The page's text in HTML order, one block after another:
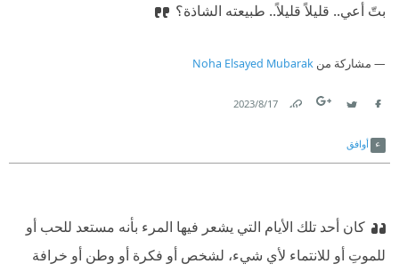
بتّ أعي.. قليلاً قليلاً.. طبيعته الشاذة؟
مشاركة من Noha Elsayed Mubarak
17‏/8‏/2023
أوافق
كان أحد تلك الأيام التي يشعر فيها المرء بأنه مستعد للحب أو
للموتِ أو للانتماء لأي شيء، لشخص أو فكرة أو وطن أو خرافة